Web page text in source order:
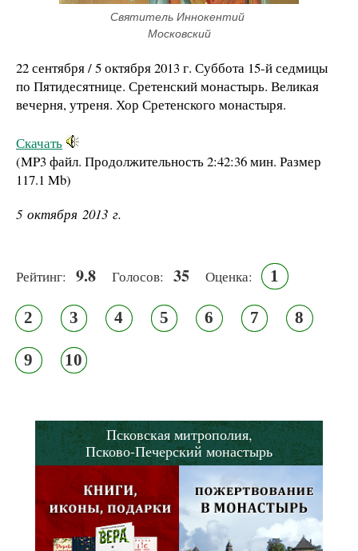
Святитель Иннокентий
Московский
22 сентября / 5 октября 2013 г. Суббота 15-й седмицы
по Пятидесятнице. Сретенский монастырь. Великая
вечерня, утреня. Хор Сретенского монастыря.
Скачать
(MP3 файл. Продолжительность2:42:36 мин. Размер
117.1 Mb)
5 октября 2013 г.
Рейтинг: 9.8 Голосов: 35 Оценка: 1
2 3 4 5 6 7 8
9 10
Псковская митрополия,
Псково-Печерский монастырь